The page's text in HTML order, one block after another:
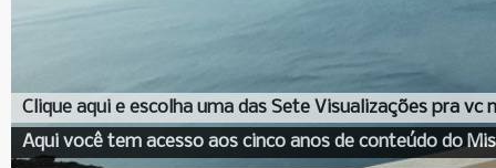
Clique aqui e escolha uma das Sete Visualizações pra vc
Aqui você tem acesso aos cinco anos de conteúdo do